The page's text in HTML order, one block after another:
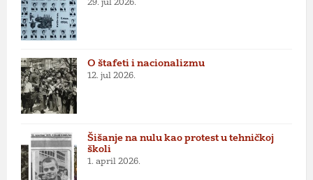
29. jul 2026.
O štafeti i nacionalizmu
12. jul 2026.
Šišanje na nulu kao protest u tehničkoj
školi
1. april 2026.